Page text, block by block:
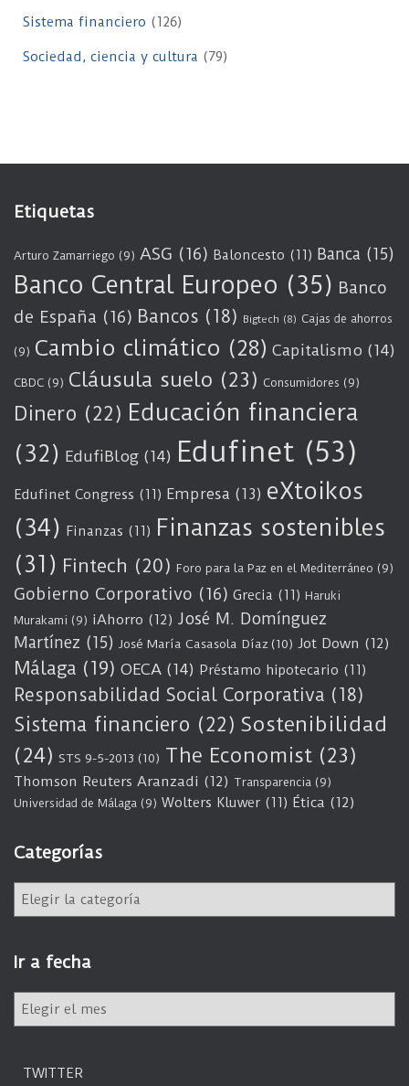
Sistema financiero (126)
Sociedad, ciencia y cultura (79)
Etiquetas
Arturo Zamarriego (9) ASG (16) Baloncesto (11) Banca (15)
Banco Central Europeo (35) Banco
de España (16) Bancos (18) Bigtech (8) Cajas de ahorros
(9) Cambio climático (28) Capitalismo (14)
CBDC (9) Cláusula suelo (23) Consumidores (9)
Dinero (22) Educación financiera
(32) EdufiBlog (14) Edufinet (53)
Edufinet Congress (11) Empresa (13) eXtoikos
(34) Finanzas (11) Finanzas sostenibles
(31) Fintech (20) Foro para la Paz en el Mediterráneo (9)
Gobierno Corporativo (16) Grecia (11) Haruki
Murakami (9) iAhorro (12) José M. Domínguez
Martínez (15) José María Casasola Díaz (10) Jot Down (12)
Málaga (19) OECA (14) Préstamo hipotecario (11)
Responsabilidad Social Corporativa (18)
Sistema financiero (22) Sostenibilidad
(24) STS 9-5-2013 (10) The Economist (23)
Thomson Reuters Aranzadi (12) Transparencia (9)
Universidad de Málaga (9) Wolters Kluwer (11) Ética (12)
Categorías
e
g
o
í
Ir a fecha
TWITTER